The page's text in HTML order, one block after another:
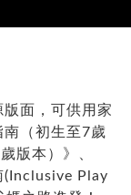
面，可供用家
（初生至7歲
版本）》、
(Inclusive Play